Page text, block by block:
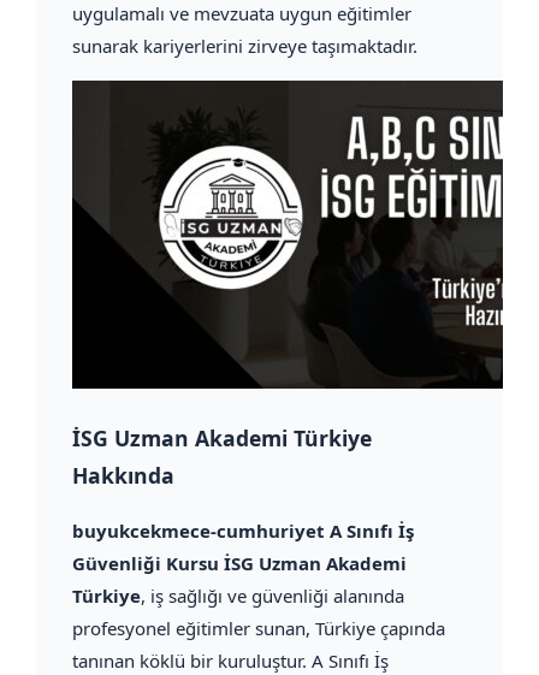
uygulamalı ve mevzuata uygun eğitimler
sunarak kariyerlerini zirveye taşımaktadır.
İSG Uzman Akademi Türkiye
Hakkında
buyukcekmece-cumhuriyet A Sınıfı İş
Güvenliği Kursu İSG Uzman Akademi
Türkiye, iş sağlığı ve güvenliği alanında
profesyonel eğitimler sunan, Türkiye çapında
tanınan köklü bir kuruluştur. A Sınıfı İş